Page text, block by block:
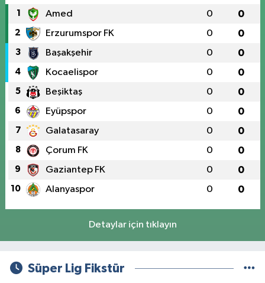
1 Amed 0 0
2 Erzurumspor FK 0 0
3 Başakşehir 0 0
4 Kocaelispor 0 0
5 Beşiktaş 0 0
6 Eyüpspor 0 0
7 Galatasaray 0 0
8 Çorum FK 0 0
9 Gaziantep FK 0 0
10 Alanyaspor 0 0
Detaylar için tıklayın
Süper Lig Fikstür